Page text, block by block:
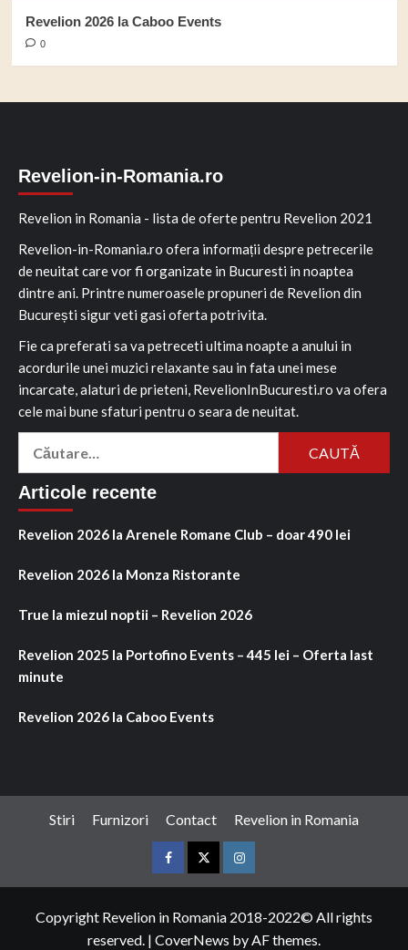
Revelion 2026 la Caboo Events
0
Revelion-in-Romania.ro
Revelion in Romania - lista de oferte pentru Revelion 2021
Revelion-in-Romania.ro ofera informații despre petrecerile
de neuitat care vor fi organizate in Bucuresti in noaptea
dintre ani. Printre numeroasele propuneri de Revelion din
București sigur veti gasi oferta potrivita.
Fie ca preferati sa va petreceti ultima noapte a anului in
acordurile unei muzici relaxante sau in fata unei mese
incarcate, alaturi de prieteni, RevelionInBucuresti.ro va ofera
cele mai bune sfaturi pentru o seara de neuitat.
Caută
Articole recente
Revelion 2026 la Arenele Romane Club – doar 490 lei
Revelion 2026 la Monza Ristorante
True la miezul noptii – Revelion 2026
Revelion 2025 la Portofino Events – 445 lei – Oferta last
minute
Revelion 2026 la Caboo Events
Stiri Furnizori Contact Revelion in Romania
FacebookTwitterInstagram
Copyright Revelion in Romania 2018-2022© All rights
reserved. | CoverNews by AF themes.